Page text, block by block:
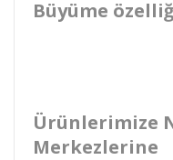
Büyüme
Ürünlerimize
Merkezlerine